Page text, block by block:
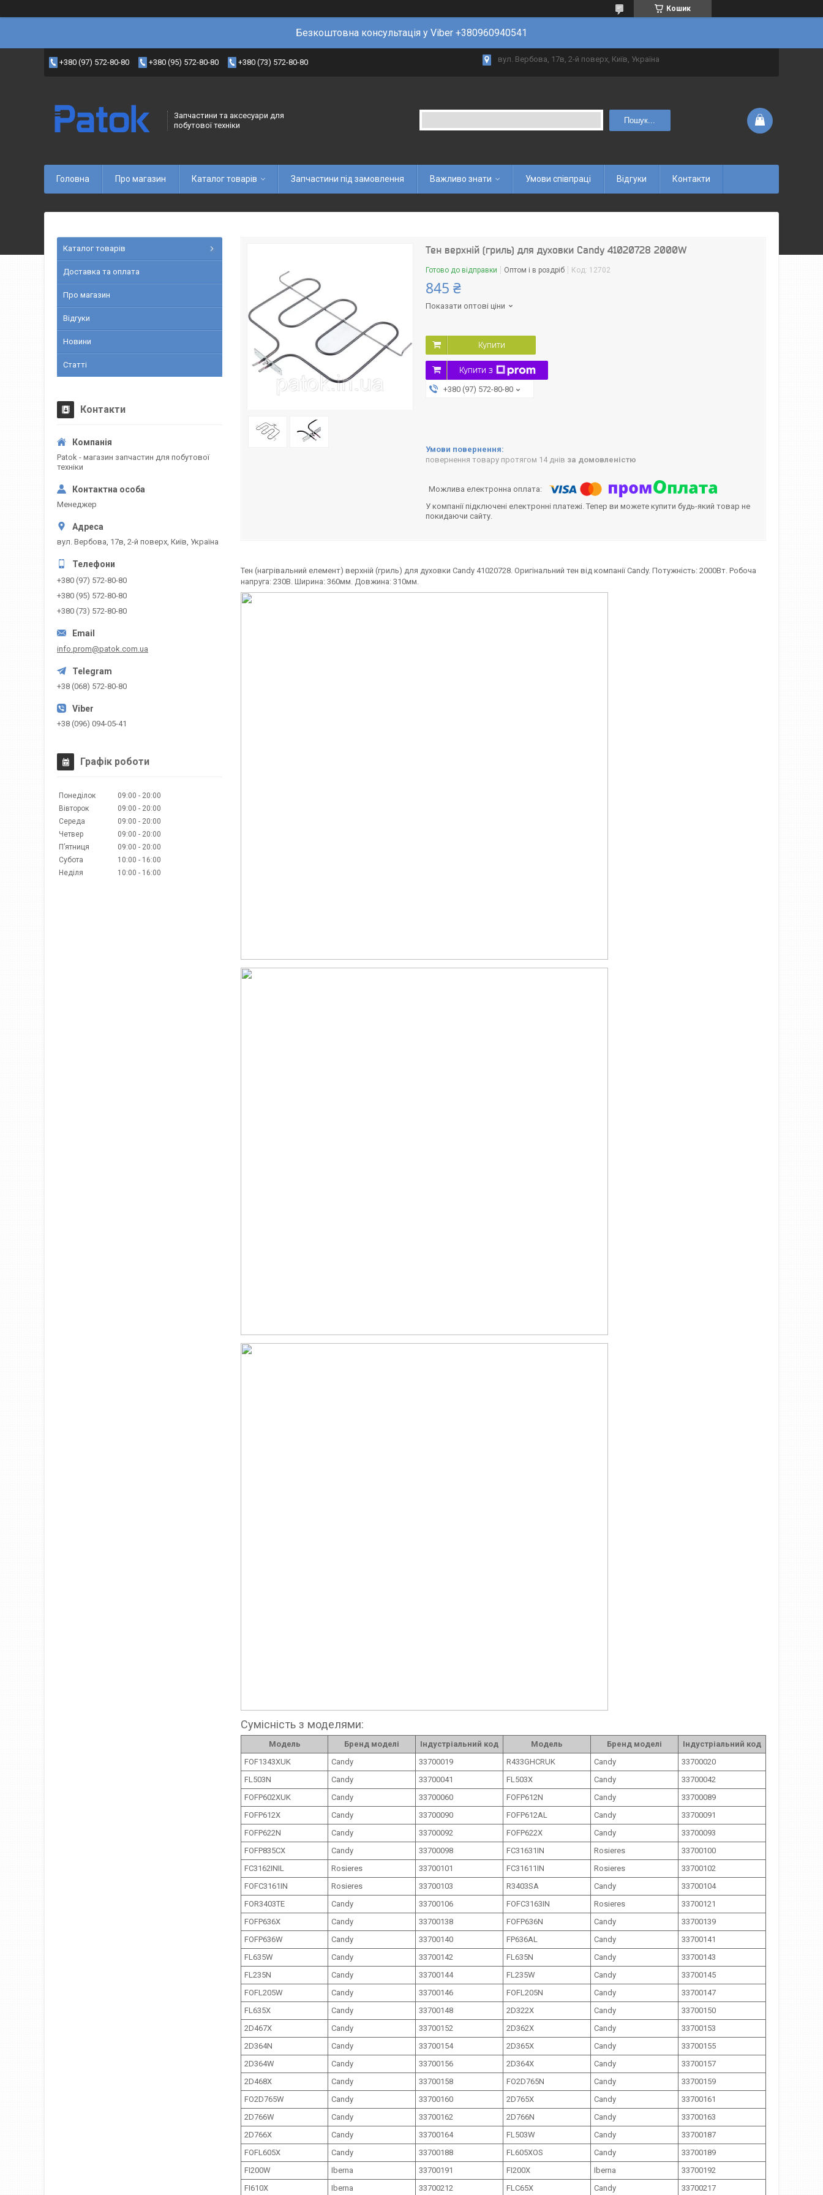
Кошик
Безкоштовна консультація у Viber +380960940541
+380 (97) 572-80-80 +380 (95) 572-80-80 +380 (73) 572-80-80 вул. Вербова, 17в, 2-й поверх, Київ, Україна
Запчастини та аксесуари для
побутової техніки
Пошук...
Головна Про магазин Каталог товарів Запчастини під замовлення Важливо знати Умови співпраці Відгуки Контакти
Тен верхній (гриль) для духовки Candy 41020728 2000W
Готово до відправки Оптом і в роздріб Код: 12702
845 ₴
Показати оптові ціни
Купити
Купити з
+380 (97) 572-80-80
повернення товару протягом 14 днів за домовленістю
У компанії підключені електронні платежі. Тепер ви можете купити будь-який товар не
покидаючи сайту.
Тен (нагрівальний елемент) верхній (гриль) для духовки Candy 41020728. Оригінальний тен від компанії Candy. Потужність: 2000Вт. Робоча
напруга: 230В. Ширина: 360мм. Довжина: 310мм.
Сумісність з моделями:
Модель Бренд моделі Індустріальний код Модель Бренд моделі
Індустріальний код
FOF1343XUK
Candy 33700019 R433GHCRUK Candy
33700020
FL503N
Candy 33700041 FL503X Candy
33700042
FOFP602XUK
Candy 33700060 FOFP612N Candy
33700089
FOFP612X
Candy 33700090 FOFP612AL Candy
33700091
FOFP622N
Candy 33700092 FOFP622X Candy
33700093
FOFP835CX
Candy 33700098 FC31631IN Rosieres
33700100
FC3162INIL
Rosieres 33700101 FC31611IN Rosieres
33700102
FOFC3161IN
Rosieres 33700103 R3403SA Candy
33700104
FOR3403TE
Candy 33700106 FOFC3163IN Rosieres
33700121
FOFP636X
Candy 33700138 FOFP636N Candy
33700139
FOFP636W
Candy 33700140 FP636AL Candy
33700141
FL635W
Candy 33700142 FL635N Candy
33700143
FL235N
Candy 33700144 FL235W Candy
33700145
FOFL205W
Candy 33700146 FOFL205N Candy
33700147
FL635X
Candy 33700148 2D322X Candy
33700150
2D467X
Candy 33700152 2D362X Candy
33700153
2D364N
Candy 33700154 2D365X Candy
33700155
2D364W
Candy 33700156 2D364X Candy
33700157
2D468X
Candy 33700158 FO2D765N Candy
33700159
FO2D765W
Candy 33700160 2D765X Candy
33700161
2D766W
Candy 33700162 2D766N Candy
33700163
2D766X
Candy 33700164 FL503W Candy
33700187
FOFL605X
Candy 33700188 FL605XOS Candy
33700189
FI200W
Iberna 33700191 FI200X Iberna
33700192
FI610X
Iberna 33700212 FLC65X Candy 33700217
Каталог товарів
Доставка та оплата
Про магазин
Відгуки
Новини
Статті
Контакти
Patok - магазин запчастин для побутової
техніки
Менеджер
вул. Вербова, 17в, 2-й поверх, Київ, Україна
+380 (97) 572-80-80
+380 (95) 572-80-80
+380 (73) 572-80-80
info.prom@patok.com.ua
+38 (068) 572-80-80
+38 (096) 094-05-41
Графік роботи
Понеділок 09:00
20:00
Вівторок
09:00
20:00
Середа
09:00
20:00
Четвер
09:00
20:00
Пʼятниця
09:00
20:00
Субота
10:00
16:00
Неділя
10:00 16:00